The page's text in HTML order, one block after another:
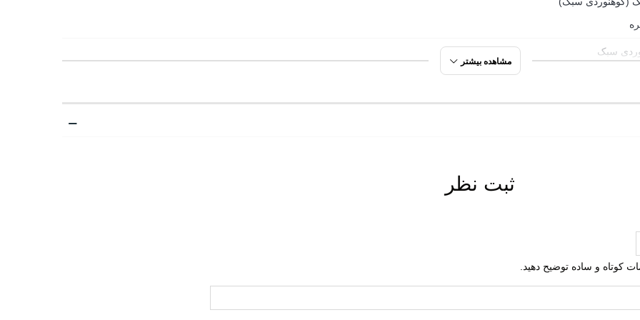
سبک
مصنوعی
تعویض
مشاهده بیشتر
ثبت نظر
کوتاه و ساده توضیح دهید.